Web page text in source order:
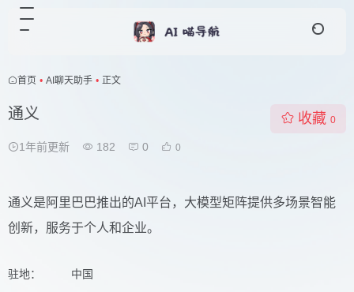
首页 • AI聊天助手 • 正文
通义
1年前更新 182 0 0
收藏 0
通义是阿里巴巴推出的AI平台，大模型矩阵提供多场景智能
创新，服务于个人和企业。
驻地： 中国